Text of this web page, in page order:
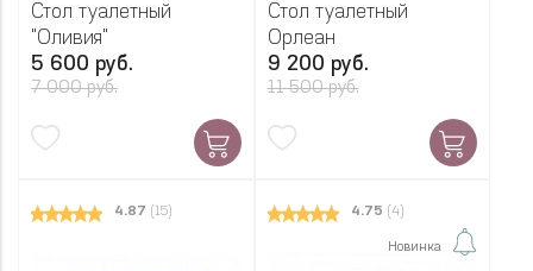
Стол туалетный
"Оливия"
5 600 руб.
7 000 руб.
Стол туалетный
Орлеан
9 200 руб.
11 500 руб.
4.87 (15) 4.75 (4)
Новинка